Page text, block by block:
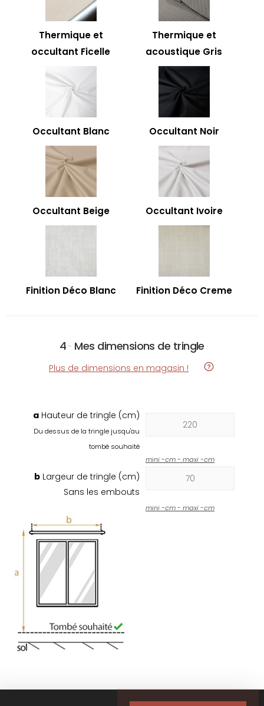
Thermique et
occultant Ficelle
Thermique et
acoustique Gris
Occultant Blanc Occultant Noir
Occultant Beige Occultant Ivoire
Finition Déco Blanc Finition Déco Creme
4- Mes dimensions de tringle
Plus de dimensions en magasin !
a Hauteur de tringle (cm)
Du dessus de la tringle jusqu'au
tombé souhaité
mini-cm - maxi-cm
b Largeur de tringle (cm)
Sans les embouts
mini-cm - maxi-cm